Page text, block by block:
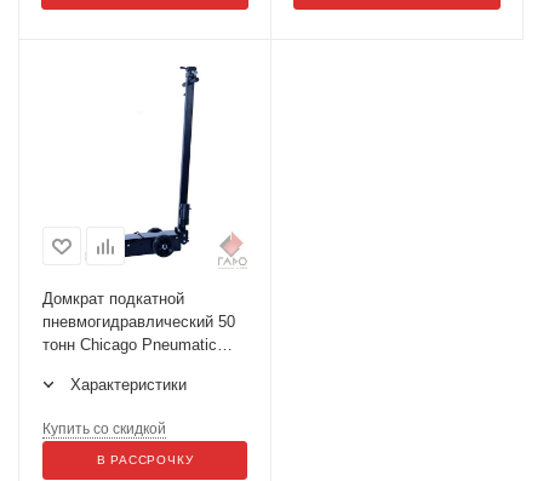
Домкрат подкатной
пневмогидравлический 50
тонн Chicago Pneumatic
Характеристики
Купить со скидкой
В РАССРОЧКУ